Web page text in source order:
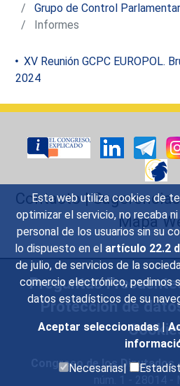
Esta web utiliza cookies de
optimizar el servicio, no recaba
personal de los usuarios sin su
lo dispuesto en el artículo 22.2
de julio, de servicios de la
comercio electrónico, pedimos
datos estadísticos de su
Aceptar seleccionadas |
Necesarias|
Grupo de Control
Informes
XV Reunión GCPC EUROPOL.
2024
Contacto|Sugerencias
Mapa
Preguntas
Protección de
Congreso de los Diputados-
núm. 1 - 28014 -